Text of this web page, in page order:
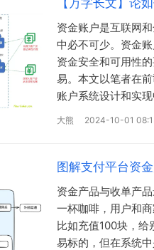
【万字长文】论
资金账户是互联网
中必不可少。资金
资金安全和可用性
易。本文以笔者在
账户系统设计和实
大熊 2024-10-01
图解支付平台资
资金产品与收单产
一杯咖啡，用户和
比如充值100块，给
易标的，但在系统